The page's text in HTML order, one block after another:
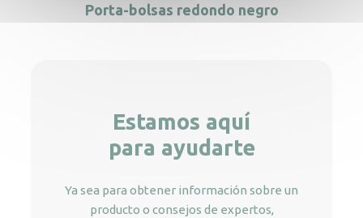
Porta-bolsas redondo negro
Estamos aquí
para ayudarte
Ya sea para obtener información sobre un
producto o consejos de expertos,